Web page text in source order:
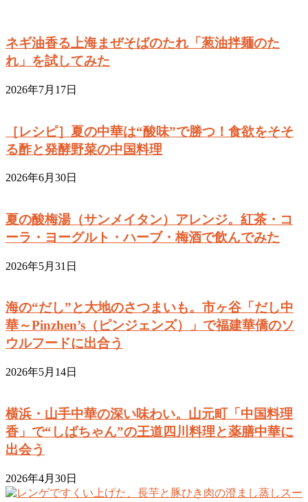
ネギ油香る上海まぜそばのたれ「葱油拌麺のた
れ」を試してみた
2026年7月17日
［レシピ］夏の中華は“酸味”で勝つ！食欲をそそ
る酢と発酵野菜の中国料理
2026年6月30日
夏の酸梅湯（サンメイタン）アレンジ。紅茶・コ
ーラ・ヨーグルト・ハーブ・梅酒で飲んでみた
2026年5月31日
海の“だし”と大地のさつまいも。市ヶ谷「だし中
華～Pinzhen’s（ピンジェンズ）」で福建華僑のソ
ウルフードに出合う
2026年5月14日
横浜・山手中華の深い味わい。山元町「中国料理
香」で“しばちゃん”の王道四川料理と薬膳中華に
出会う
2026年4月30日